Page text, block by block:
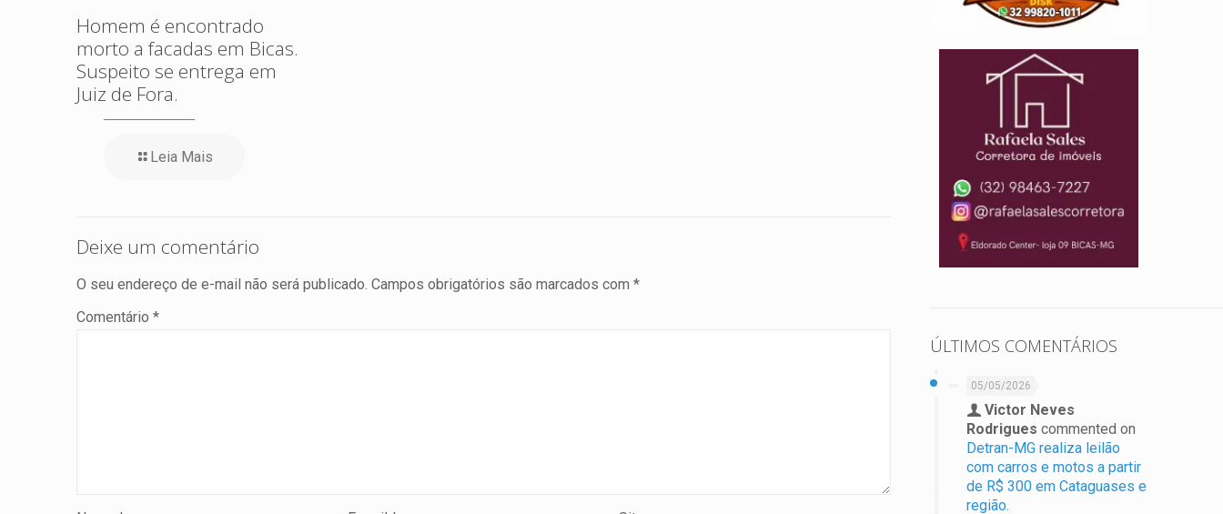
Homem é encontrado
morto a facadas em Bicas.
Suspeito se entrega em
Juiz de Fora.
Leia Mais
Deixe um comentário
O seu endereço de e-mail não será publicado. Campos obrigatórios são marcados com *
Comentário *
ÚLTIMOS COMENTÁRIOS
05/05/2026
Victor Neves
Rodrigues commented on
Detran-MG realiza leilão
com carros e motos a partir
de R$ 300 em Cataguases e
região.